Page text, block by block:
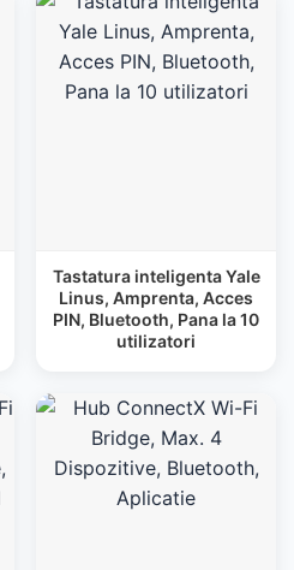
Tastatura inteligenta Yale
Linus, Amprenta, Acces
PIN, Bluetooth, Pana la 10
utilizatori